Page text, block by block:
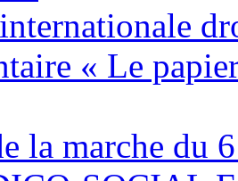
« Le
la marche du